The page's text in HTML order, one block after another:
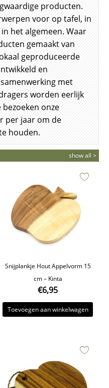
producten.
voor op tafel, in
het algemeen. Waar
gemaakt van
geproduceerde
en
met
worden eerlijk
onze
per jaar om de
houden.
show all >
Snijplankje Hout Appelvorm 15
cm – Kinta
€6,95
Toevoegen aan winkelwagen